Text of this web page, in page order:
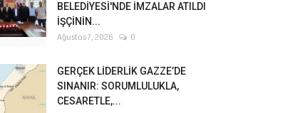
BELEDİYESİ'NDE İMZALAR ATILDI
İŞÇİNİN...
Ağustos 7, 2026 0
GERÇEK LİDERLİK GAZZE’DE
SINANIR: SORUMLULUKLA,
CESARETLE,...